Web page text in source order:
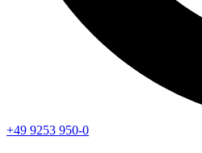
+49 9253 950-0